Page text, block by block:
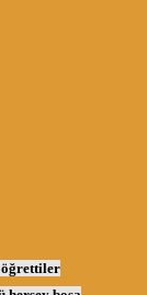
öğrettiler